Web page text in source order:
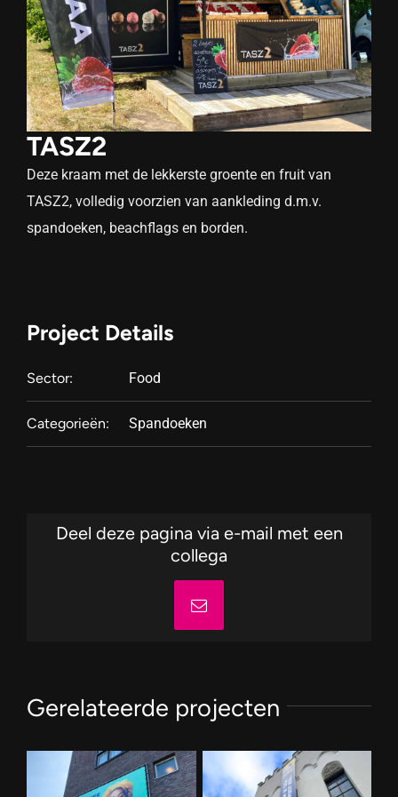
TASZ2
Deze kraam met de lekkerste groente en fruit van
TASZ2, volledig voorzien van aankleding d.m.v.
spandoeken, beachflags en borden.
Project Details
Sector: Food
Categorieën: Spandoeken
Deel deze pagina via e-mail met een
collega
E-
mail
Gerelateerde projecten